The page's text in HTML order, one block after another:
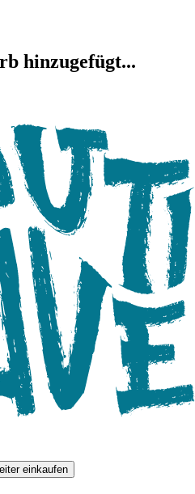
hinzugefügt...
einkaufen